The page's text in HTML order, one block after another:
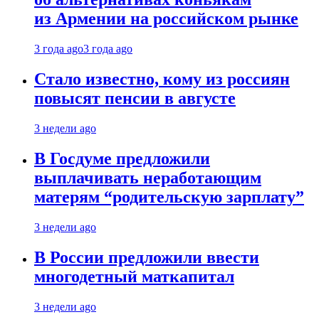
из Армении на российском рынке
3 года ago3 года ago
Стало известно, кому из россиян
повысят пенсии в августе
3 недели ago
В Госдуме предложили
выплачивать неработающим
матерям “родительскую зарплату”
3 недели ago
В России предложили ввести
многодетный маткапитал
3 недели ago